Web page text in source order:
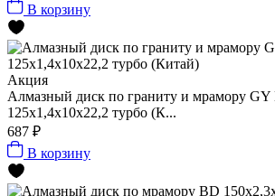
В корзину
Акция
Алмазный диск по граниту и мрамору
125x1,4x10x22,2 турбо (К...
687 ₽
В корзину